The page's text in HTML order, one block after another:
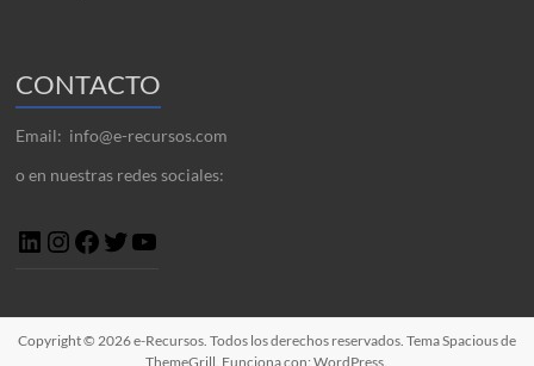
CONTACTO
Email: info@e-recursos.com
o en nuestras redes sociales:
Copyright © 2026e-Recursos. Todos los derechos reservados. TemaSpaciousde
ThemeGrill. Funciona con:WordPress